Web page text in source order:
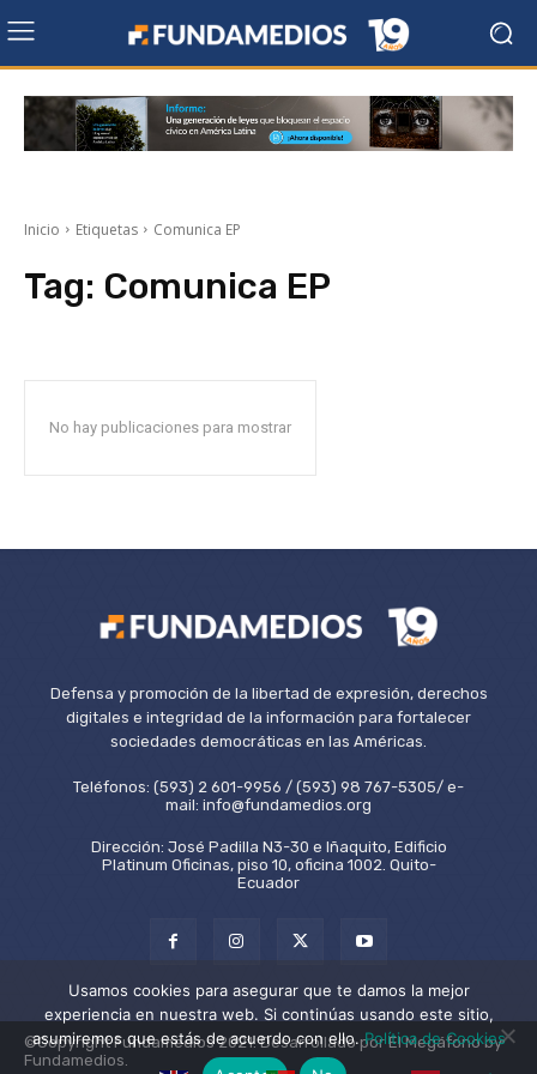
Inicio Etiquetas Comunica EP
Tag: Comunica EP
No hay publicaciones para mostrar
Defensa y promoción de la libertad de expresión, derechos
digitales e integridad de la información para fortalecer
sociedades democráticas en las Américas.
Teléfonos: (593) 2 601-9956 / (593) 98 767-5305/ e-
mail: info@fundamedios.org
Dirección: José Padilla N3-30 e Iñaquito, Edificio
Platinum Oficinas, piso 10, oficina 1002. Quito-
Ecuador
©Copyright Fundamedios 2021. Desarrollado por El Megáfono by
Fundamedios.
Usamos cookies para asegurar que te damos la mejor
experiencia en nuestra web. Si continúas usando este sitio,
asumiremos que estás de acuerdo con ello.Política de Cookies